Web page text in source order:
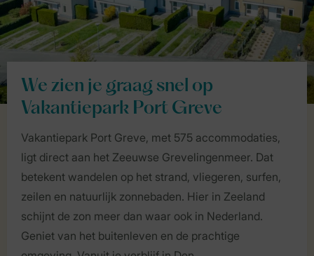
We zien je graag snel op
Vakantiepark Port Greve
Vakantiepark Port Greve, met 575 accommodaties,
ligt direct aan het Zeeuwse Grevelingenmeer. Dat
betekent wandelen op het strand, vliegeren, surfen,
zeilen en natuurlijk zonnebaden. Hier in Zeeland
schijnt de zon meer dan waar ook in Nederland.
Geniet van het buitenleven en de prachtige